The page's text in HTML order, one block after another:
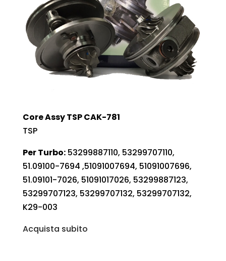
Core Assy TSP CAK-781
TSP
Per Turbo:53299887110, 53299707110,
51.09100-7694 ,51091007694, 51091007696,
51.09101-7026, 51091017026, 53299887123,
53299707123, 53299707132, 53299707132,
K29-003
Acquista subito